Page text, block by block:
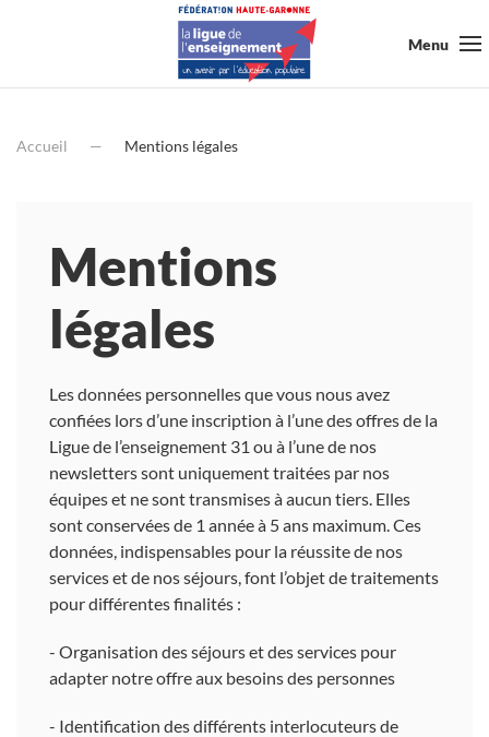
Menu
Accueil Mentions légales
Mentions
légales
Les données personnelles que vous nous avez
confiées lors d’une inscription à l’une des offres de la
Ligue de l’enseignement 31 ou à l’une de nos
newsletters sont uniquement traitées par nos
équipes et ne sont transmises à aucun tiers. Elles
sont conservées de 1 année à 5 ans maximum. Ces
données, indispensables pour la réussite de nos
services et de nos séjours, font l’objet de traitements
pour différentes finalités :
- Organisation des séjours et des services pour
adapter notre offre aux besoins des personnes
- Identification des différents interlocuteurs de